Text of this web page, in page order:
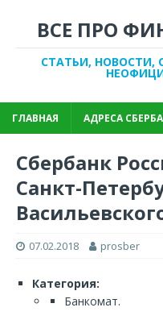
ВСЕ ПРО
СТАТЬИ, НОВОСТИ,
ГЛАВНАЯ АДРЕСА
Сбербанк
Санкт-
07.02.2018 prosber
Категория:
Банкомат.